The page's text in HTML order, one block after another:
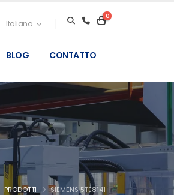
Italiano
0
BLOG CONTATTO
PRODOTTI SIEMENS 5TE8141